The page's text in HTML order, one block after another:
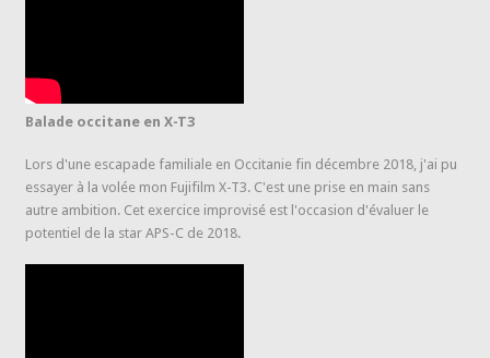
Balade occitane en X-T3
Lors d'une escapade familiale en Occitanie fin décembre 2018, j'ai pu
essayer à la volée mon Fujifilm X-T3. C'est une prise en main sans
autre ambition. Cet exercice improvisé est l'occasion d'évaluer le
potentiel de la star APS-C de 2018.